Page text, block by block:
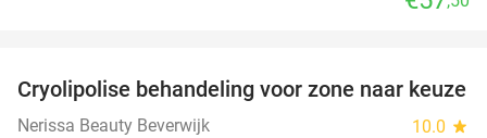
51%
Cryolipolise behandeling voor zone naar keuze
Nerissa Beauty Beverwijk 10.0 star